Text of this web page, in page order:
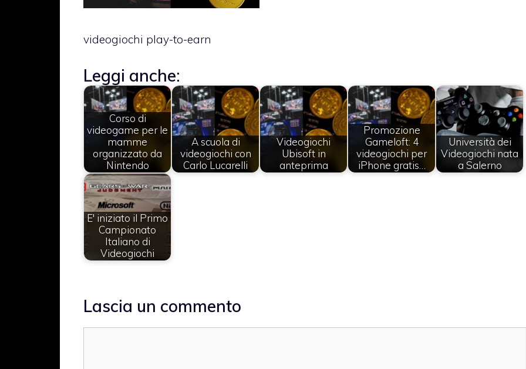
videogiochi play-to-earn
Leggi anche:
Corso di
videogame per le
mamme
organizzato da
Nintendo
A scuola di
videogiochi con
Carlo Lucarelli
Videogiochi
Ubisoft in
anteprima
Promozione
Gameloft: 4
videogiochi per
iPhone gratis…
Università dei
Videogiochi nata
a Salerno
E' iniziato il Primo
Campionato
Italiano di
Videogiochi
Lascia un commento